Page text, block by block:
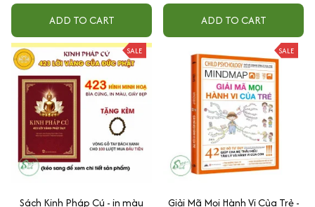
ADD TO CART ADD TO CART
SALE
Sách Kinh Pháp Cú - in màu
SALE
Giải Mã Mọi Hành Vi Của Trẻ -